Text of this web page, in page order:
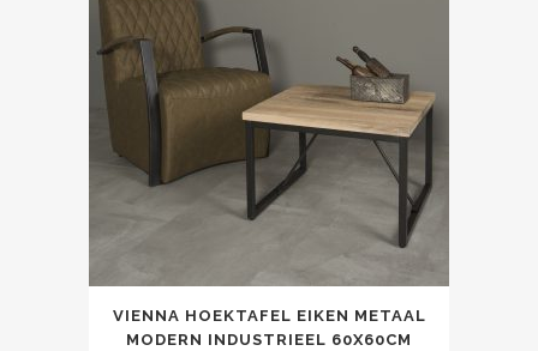
VIENNA HOEKTAFEL EIKEN METAAL
MODERN INDUSTRIEEL 60X60CM